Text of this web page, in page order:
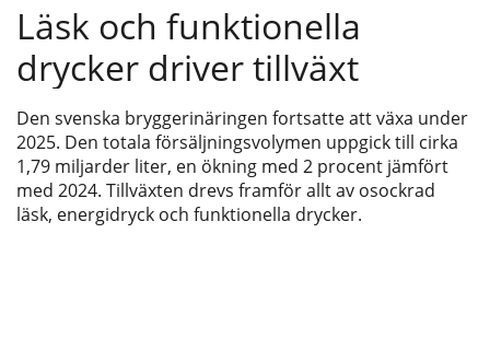
Läsk och funktionella
drycker driver tillväxt
Den svenska bryggerinäringen fortsatte att växa under
2025. Den totala försäljningsvolymen uppgick till cirka
1,79 miljarder liter, en ökning med 2 procent jämfört
med 2024. Tillväxten drevs framför allt av osockrad
läsk, energidryck och funktionella drycker.